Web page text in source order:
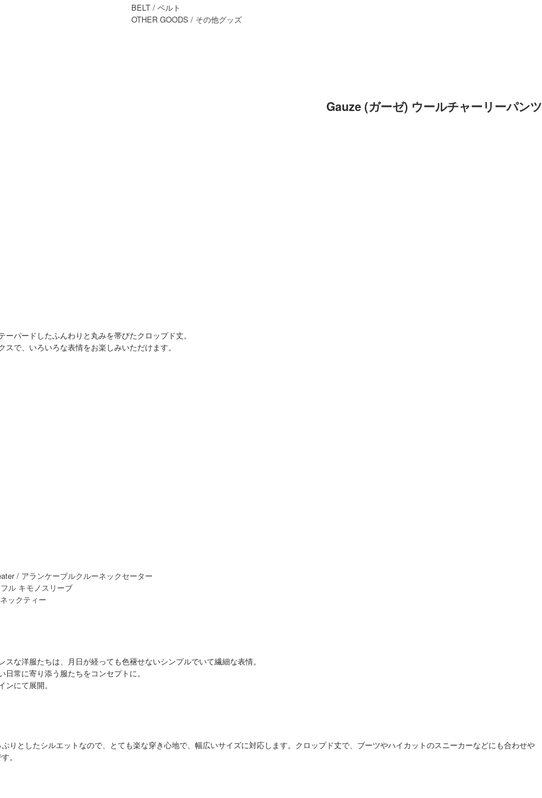
BELT / ベルト
OTHER GOODS / その他グッズ
Gauze (ガーゼ) ウールチャーリーパンツ
パードしたふんわりと丸みを帯びたクロップド丈。
で、いろいろな表情をお楽しみいただけます。
な洋服たちは、月日が経っても色褪せないシンプルでいて繊細な表情。
常に寄り添う服たちをコンセプトに。
にて展開。
りとしたシルエットなので、とても楽な穿き心地で、幅広いサイズに対応します。クロップド丈で、ブーツやハイカットのスニーカーなどにも合わせや
。